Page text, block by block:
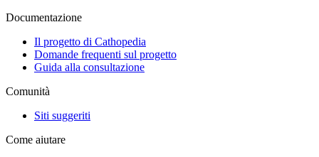
Documentazione
Il progetto di Cathopedia
Domande frequenti sul progetto
Guida alla consultazione
Comunità
Siti suggeriti
Come aiutare